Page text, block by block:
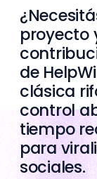
proyecto
de
clásica
control
tiempo
para
sociales.